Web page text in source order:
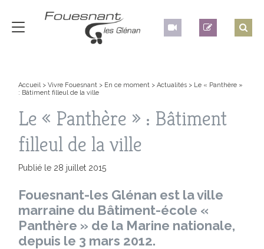
Accueil>Vivre Fouesnant > En ce moment >Actualités > Le « Panthère »
: Bâtiment filleul de la ville
Le « Panthère » : Bâtiment
filleul de la ville
Publié le 28 juillet 2015
Fouesnant-les Glénan est la ville
marraine du Bâtiment-école «
Panthère » de la Marine nationale,
depuis le 3 mars 2012.